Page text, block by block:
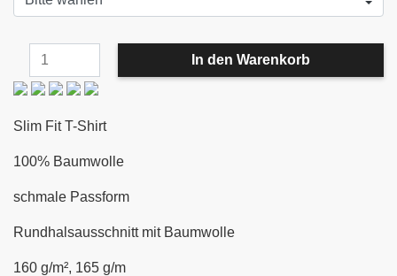
Slim Fit T-Shirt
100% Baumwolle
schmale Passform
Rundhalsausschnitt mit Baumwolle
160 g/m², 165 g/m